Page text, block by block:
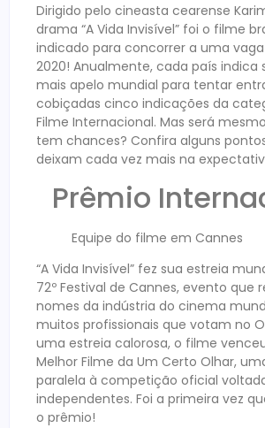
Dirigido pelo cineasta cearense
drama “A Vida Invisível” foi o filme
indicado para concorrer a uma
2020! Anualmente, cada país indica
mais apelo mundial para tentar
cobiçadas cinco indicações da
Filme Internacional. Mas será
tem chances? Confira alguns
deixam cada vez mais na
Prêmio
Equipe do filme em Cannes
“A Vida Invisível” fez sua estreia
72º Festival de Cannes, evento que
nomes da indústria do cinema
muitos profissionais que votam no
uma estreia calorosa, o filme
Melhor Filme da Um Certo Olhar,
paralela à competição oficial
independentes. Foi a primeira vez
o prêmio!